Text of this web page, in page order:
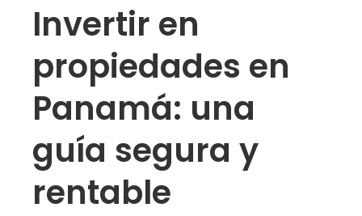
Invertir en
propiedades en
Panamá: una
guía segura y
rentable